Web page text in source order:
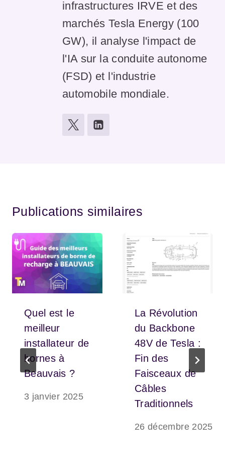
infrastructures IRVE et des
marchés Tesla Energy (100
GW), il analyse l'impact de
l'IA sur la conduite autonome
(FSD) et l'industrie
automobile mondiale.
Publications similaires
Quel est le
meilleur
installateur de
bornes à
Beauvais ?
3 janvier 2025
La Révolution
du Backbone
48V de Tesla :
Fin des
Faisceaux de
Câbles
Traditionnels
26 décembre 2025